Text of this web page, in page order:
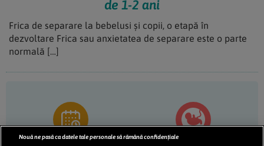
de 1-2 ani
Frica de separare la bebelusi și copii, o etapă în
dezvoltare Frica sau anxietatea de separare este o parte
normală […]
principală
Nouă ne pasă ca datele tale personale să rămână confidențiale